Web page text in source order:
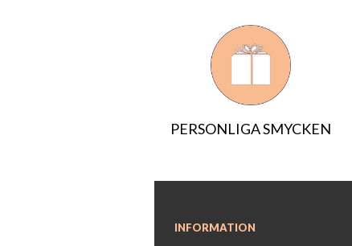
PERSONLIGA SMYCKEN
INFORMATION